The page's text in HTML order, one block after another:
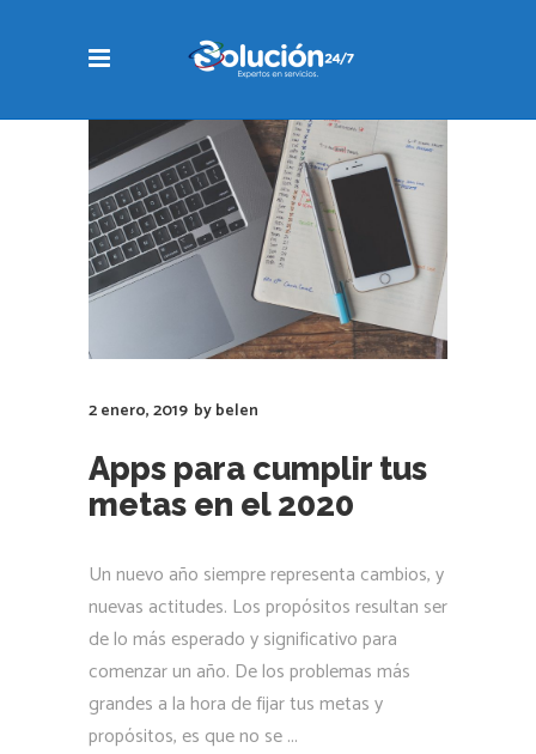
2 enero, 2019 bybelen
Apps para cumplir tus
metas en el 2020
Un nuevo año siempre representa cambios, y
nuevas actitudes. Los propósitos resultan ser
de lo más esperado y significativo para
comenzar un año. De los problemas más
grandes a la hora de fijar tus metas y
propósitos, es que no se